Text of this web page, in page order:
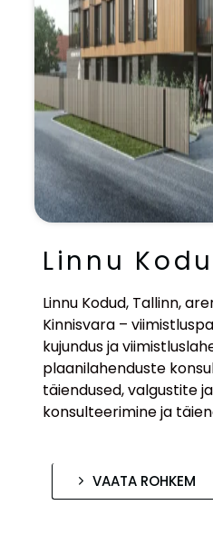
Linnu
Linnu Kodud, Tallinn,
Kinnisvara –
kujundus ja
plaanilahenduste
täiendused, valgustite
konsulteerimine ja
VAATA ROHKEM